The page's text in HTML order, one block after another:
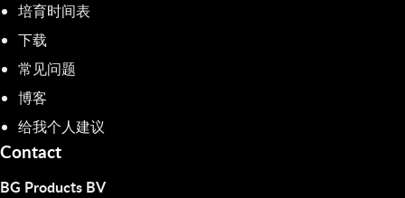
培育时间表
下载
常见问题
博客
给我个人建议
Contact
BG Products BV